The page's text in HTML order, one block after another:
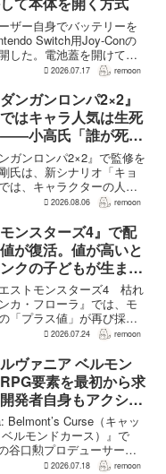
ザー自身でバッテリーを
Switch用Joy-Conの
した。電池蓋を開けて入
はなく、背面のネジ4本を
外す必要がある。この
2026.07.17 remoon
ンガンロンパ2×2』
はキャラ人気は生死
小高氏「誰が死ん
ールは送らないで」
ガンロンパ2×2』で監修を
氏は、新シナリオ「キョ
は、キャラクターの人気
場させるとRPG Siteのイ
で、これまで見られなか
2026.08.06 remoon
モンスターズ4』で配
が復活。値が高いと
クの子どもが生まれ
エストモンスターズ4 枯れ
カ・フローラ』では、モ
「プラス値」が再び採用
繰り返すことで数値が増
がかかる。前作『ドラゴ
スターズ...
2026.07.24 remoon
ルヴァニア ベルモン
要素を最初から求
発者自身もアクショ
実感
Belmont’s Curse（キャッ
ルモンドカース）』で
谷口勲プロデューサー
プを含むRPG的システム
2026.07.18 remoon